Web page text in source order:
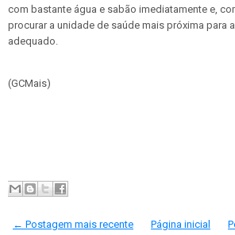
com bastante água e sabão imediatamente e,
procurar a unidade de saúde mais próxima para
adequado.
(GCMais)
← Postagem mais recente Página inicial